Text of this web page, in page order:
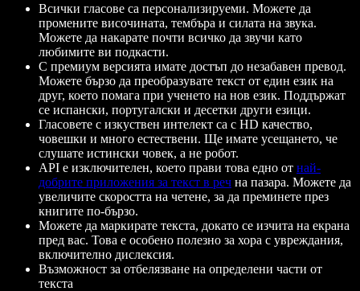
Всички гласове са персонализируеми. Можете да
промените височината, тембъра и силата на звука.
Можете да накарате почти всичко да звучи като
любимите ви подкасти.
С премиум версията имате достъп до незабавен превод.
Можете бързо да преобразувате текст от един език на
друг, което помага при ученето на нов език. Поддържат
се испански, португалски и десетки други езици.
Гласовете с изкуствен интелект са с HD качество,
човешки и много естествени. Ще имате усещането, че
слушате истински човек, а не робот.
API е изключителен, което прави това едно от най-
добрите приложения за текст в реч на пазара. Можете да
увеличите скоростта на четене, за да преминете през
книгите по-бързо.
Можете да маркирате текста, докато се изчита на екрана
пред вас. Това е особено полезно за хора с увреждания,
включително дислексия.
Възможност за отбелязване на определени части от
текста